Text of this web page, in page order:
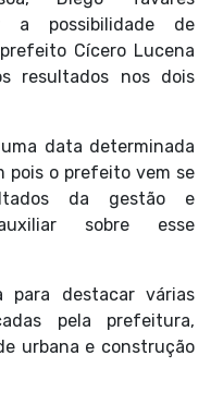
a possibilidade de
Cícero Lucena
resultados nos dois
data determinada
pois o prefeito vem se
da gestão e
sobre esse
para destacar várias
pela prefeitura,
urbana e construção